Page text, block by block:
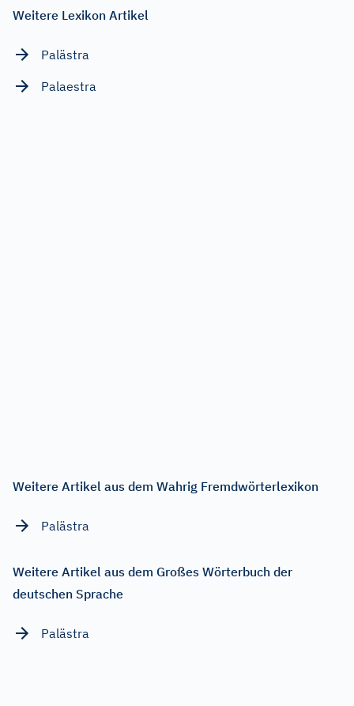
Weitere Lexikon Artikel
Palästra
Palaestra
Weitere Artikel aus dem Wahrig Fremdwörterlexikon
Palästra
Weitere Artikel aus dem Großes Wörterbuch der
deutschen Sprache
Palästra